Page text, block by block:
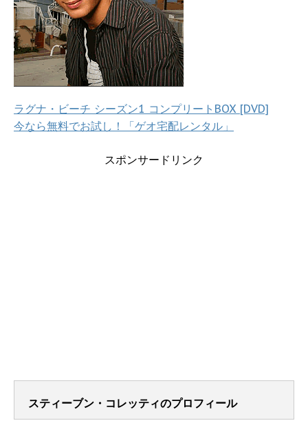
ラグナ・ビーチ シーズン1 コンプリートBOX [DVD]
今なら無料でお試し！「ゲオ宅配レンタル」
スポンサードリンク
スティーブン・コレッティのプロフィール